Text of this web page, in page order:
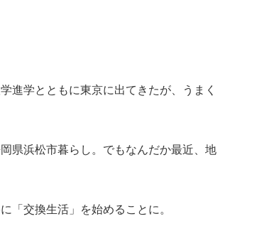
進学とともに東京に出てきたが、うまく
県浜松市暮らし。でもなんだか最近、地
「交換生活」を始めることに。